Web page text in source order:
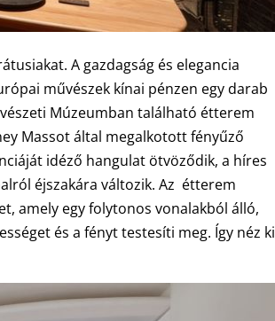
A gazdagság és elegancia
művészek kínai pénzen egy darab
Múzeumban található étterem
Massot által megalkotott fényűző
idéző hangulat ötvöződik, a híres
éjszakára változik. Az étterem
amely egy folytonos vonalakból álló,
és a fényt testesíti meg. Így néz ki